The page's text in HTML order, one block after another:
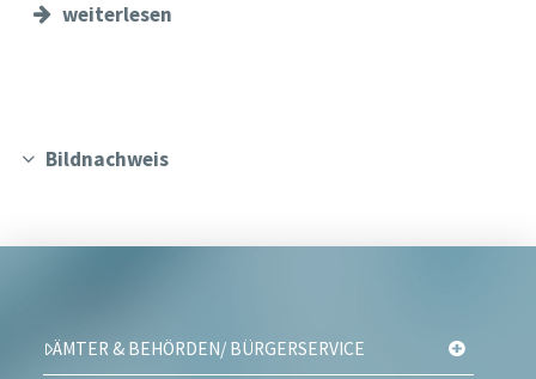
weiterlesen
Bildnachweis
ÄMTER & BEHÖRDEN/ BÜRGERSERVICE